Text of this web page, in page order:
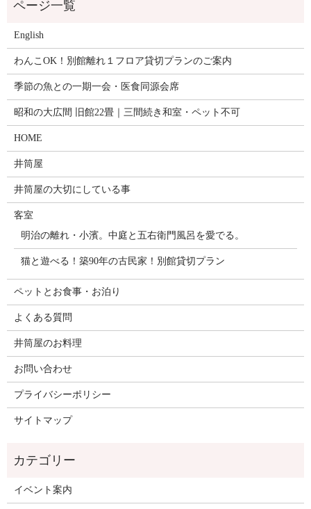
English
わんこOK！別館離れ１フロア貸切プランのご案内
季節の魚との一期一会・医食同源会席
昭和の大広間 旧館22畳｜三間続き和室・ペット不可
HOME
井筒屋
井筒屋の大切にしている事
客室
明治の離れ・小濱。中庭と五右衛門風呂を愛でる。
猫と遊べる！築90年の古民家！別館貸切プラン
ペットとお食事・お泊り
よくある質問
井筒屋のお料理
お問い合わせ
プライバシーポリシー
サイトマップ
イベント案内